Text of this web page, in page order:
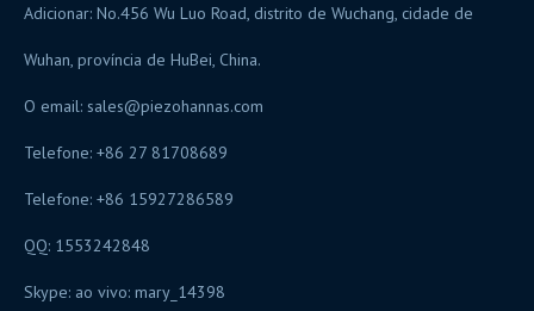
Adicionar: No.456 Wu Luo Road, distrito de Wuchang, cidade de
Wuhan, província de HuBei, China.
O email: sales@piezohannas.com
Telefone: +86 27 81708689
Telefone: +86 15927286589
QQ: 1553242848
Skype: ao vivo: mary_14398